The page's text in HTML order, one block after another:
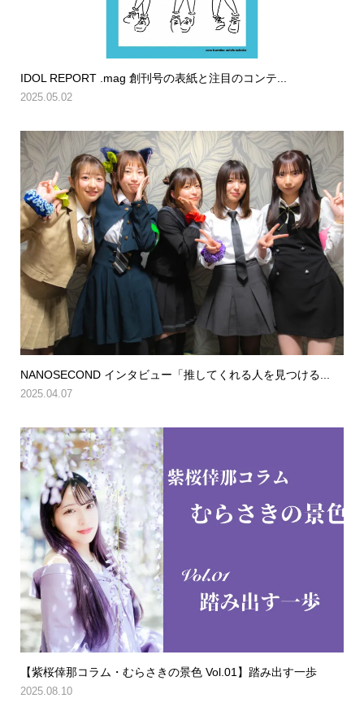
IDOL REPORT .mag 創刊号の表紙と注目のコンテ...
2025.05.02
NANOSECOND インタビュー「推してくれる人を見つける...
2025.04.07
【紫桜倖那コラム・むらさきの景色 Vol.01】踏み出す一歩
2025.08.10